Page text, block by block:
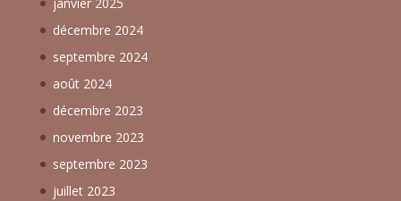
décembre 2024
septembre 2024
août 2024
décembre 2023
novembre 2023
septembre 2023
juillet 2023